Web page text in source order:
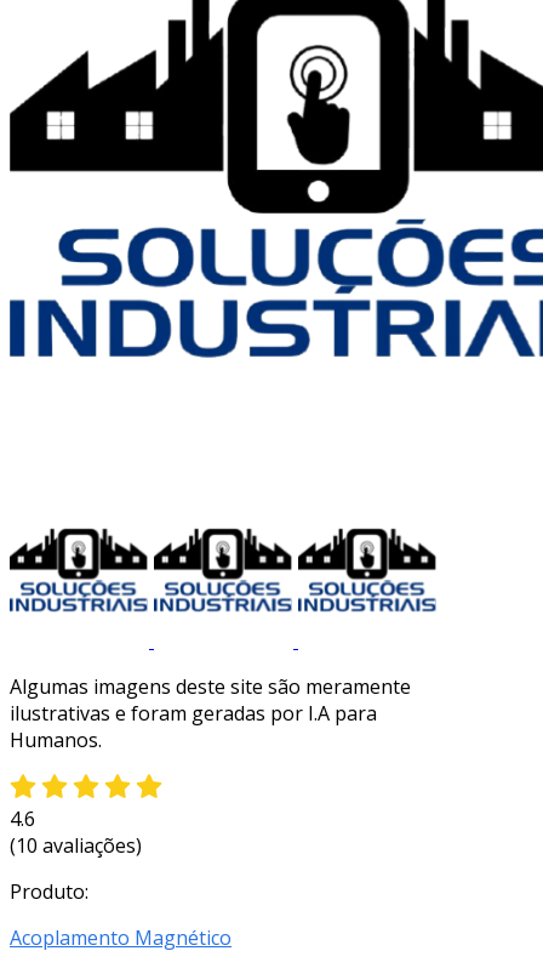
Algumas imagens deste site são meramente
ilustrativas e foram geradas por I.A para
Humanos.
4.6
(10 avaliações)
Produto:
Acoplamento Magnético